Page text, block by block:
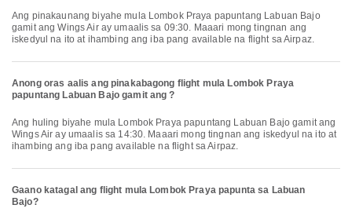
Ang pinakaunang biyahe mula Lombok Praya papuntang Labuan Bajo
gamit ang Wings Air ay umaalis sa 09:30. Maaari mong tingnan ang
iskedyul na ito at ihambing ang iba pang available na flight sa Airpaz.
Anong oras aalis ang pinakabagong flight mula Lombok Praya
papuntang Labuan Bajo gamit ang ?
Ang huling biyahe mula Lombok Praya papuntang Labuan Bajo gamit ang
Wings Air ay umaalis sa 14:30. Maaari mong tingnan ang iskedyul na ito at
ihambing ang iba pang available na flight sa Airpaz.
Gaano katagal ang flight mula Lombok Praya papunta sa Labuan
Bajo?